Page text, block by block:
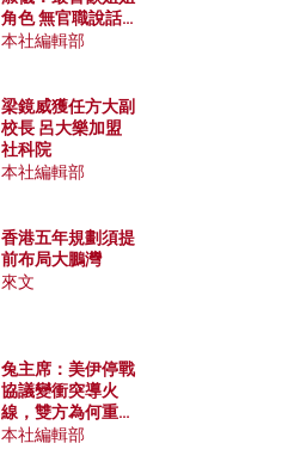
角色 無官職說話
包袱少
本社編輯部
梁鏡威獲任方大副
校長 呂大樂加盟
社科院
本社編輯部
香港五年規劃須提
前布局大鵬灣
來文
兔主席：美伊停戰
協議變衝突導火
線，雙方為何重啟
戰爭？伊朗一早洞
本社編輯部